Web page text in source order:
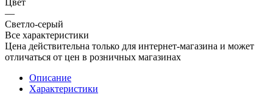
—
Светло-серый
Все характеристики
Цена действительна только для интернет-магазина и может
отличаться от цен в розничных магазинах
Описание
Характеристики